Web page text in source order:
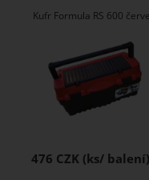
Kufr Formula RS 600
476 CZK